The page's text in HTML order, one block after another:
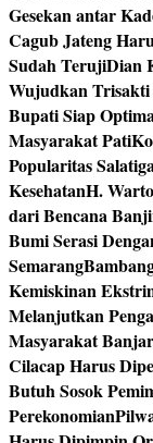
Gesekan antar
Cagub Jateng
Sudah TerujiDian
Wujudkan
Bupati Siap
Masyarakat Pati
Popularitas
KesehatanH.
dari Bencana
Bumi Serasi
Semarang
Kemiskinan
Melanjutkan
Masyarakat
Cilacap Harus
Butuh Sosok
Perekonomian